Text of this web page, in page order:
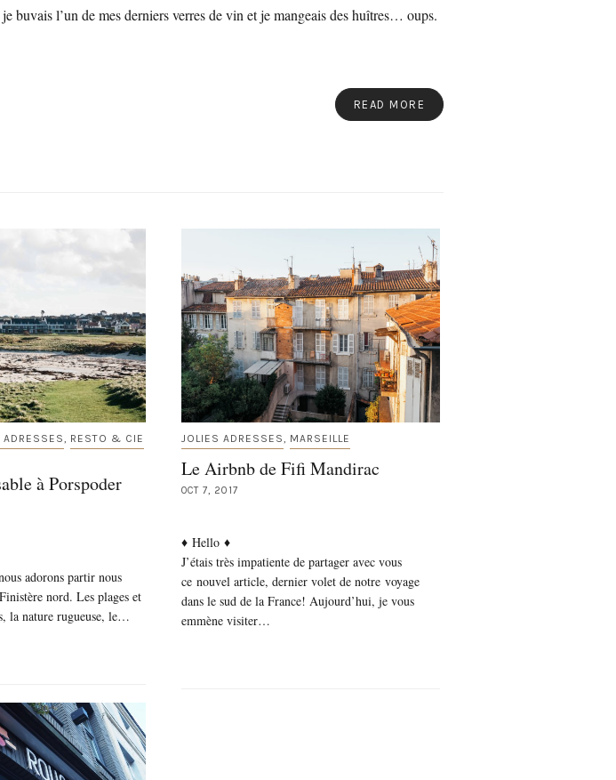
buvais l’un de mes derniers verres de vin et je mangeais des huîtres… oups.
READ MORE
, RESTO & CIE
à Porspoder
adorons partir nous
nord. Les plages et
la nature rugueuse, le…
JOLIES ADRESSES, MARSEILLE
Le Airbnb de Fifi Mandirac
OCT 7, 2017
♦ Hello ♦
J’étais très impatiente de partager avec vous
ce nouvel article, dernier volet de notre voyage
dans le sud de la France! Aujourd’hui, je vous
emmène visiter…